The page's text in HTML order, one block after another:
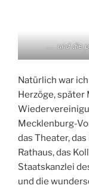
… und die
Natürlich war
Herzöge, später
Mecklenburg-
das Theater,
Rathaus, das
Staatskanzlei
und die